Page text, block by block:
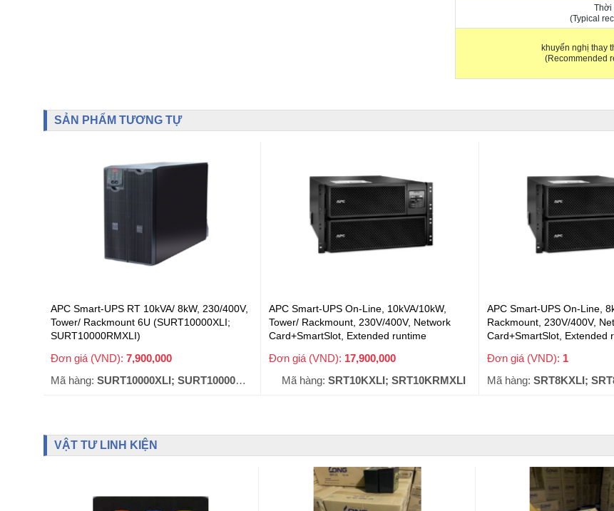
Thời
(Typical
khuyến nghị thay
(Recommended
SẢN PHẨM TƯƠNG TỰ
APC Smart-UPS RT 10kVA/ 8kW, 230/400V,
Tower/ Rackmount 6U (SURT10000XLI;
SURT10000RMXLI)
Đơn giá (VND): 7,900,000
Mã hàng: SURT10000XLI; SURT10000RMXLI
APC Smart-UPS On-Line, 10kVA/10kW,
Tower/ Rackmount, 230V/400V, Network
Card+SmartSlot, Extended runtime
PMITE, SRT10KRMXLI-PMITE)
Đơn giá (VND): 17,900,000
Mã hàng: SRT10KXLI; SRT10KRMXLI
APC Smart-UPS On-Line,
Rackmount, 230V/400V,
Card+SmartSlot, Extended
Đơn giá (VND): 1
Mã hàng: SRT8KXLI;
VẬT TƯ LINH KIỆN